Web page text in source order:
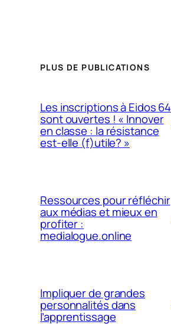
PLUS DE PUBLICATIONS
Les inscriptions à Eidos 64
sont ouvertes ! « Innover
en classe : la résistance
est-elle (f)utile? »
Ressources pour réfléchir
aux médias et mieux en
profiter :
medialogue.online
Impliquer de grandes
personnalités dans
l’apprentissage